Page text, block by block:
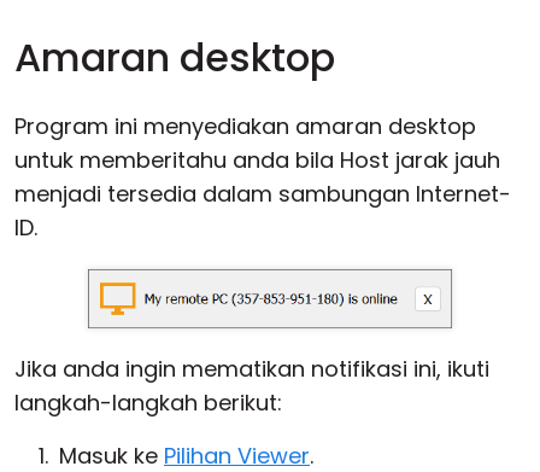
Amaran desktop
Program ini menyediakan amaran desktop
untuk memberitahu anda bila Host jarak jauh
menjadi tersedia dalam sambungan Internet-
ID.
Jika anda ingin mematikan notifikasi ini, ikuti
langkah-langkah berikut:
Masuk ke Pilihan Viewer.